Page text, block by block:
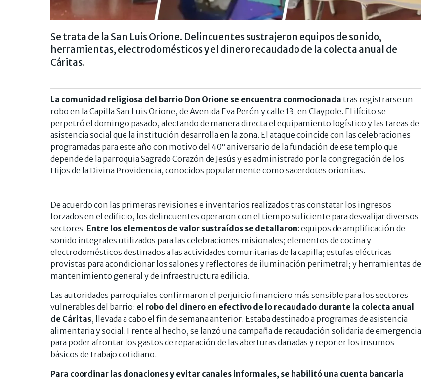
Se trata de la San Luis Orione. Delincuentes sustrajeron equipos de sonido,
herramientas, electrodomésticos y el dinero recaudado de la colecta anual de
Cáritas.
La comunidad religiosa del barrio Don Orione se encuentra conmocionada tras registrarse un
robo en la Capilla San Luis Orione, de Avenida Eva Perón y calle 13, en Claypole. El ilícito se
perpetró el domingo pasado, afectando de manera directa el equipamiento logístico y las tareas de
asistencia social que la institución desarrolla en la zona. El ataque coincide con las celebraciones
programadas para este año con motivo del 40° aniversario de la fundación de ese templo que
depende de la parroquia Sagrado Corazón de Jesús y es administrado por la congregación de los
Hijos de la Divina Providencia, conocidos popularmente como sacerdotes orionitas.
De acuerdo con las primeras revisiones e inventarios realizados tras constatar los ingresos
forzados en el edificio, los delincuentes operaron con el tiempo suficiente para desvalijar diversos
sectores. Entre los elementos de valor sustraídos se detallaron: equipos de amplificación de
sonido integrales utilizados para las celebraciones misionales; elementos de cocina y
electrodomésticos destinados a las actividades comunitarias de la capilla; estufas eléctricas
provistas para acondicionar los salones y reflectores de iluminación perimetral; y herramientas de
mantenimiento general y de infraestructura edilicia.
Las autoridades parroquiales confirmaron el perjuicio financiero más sensible para los sectores
vulnerables del barrio: el robo del dinero en efectivo de lo recaudado durante la colecta anual
de Cáritas, llevada a cabo el fin de semana anterior. Estaba destinado a programas de asistencia
alimentaria y social. Frente al hecho, se lanzó una campaña de recaudación solidaria de emergencia
para poder afrontar los gastos de reparación de las aberturas dañadas y reponer los insumos
básicos de trabajo cotidiano.
Para coordinar las donaciones y evitar canales informales, se habilitó una cuenta bancaria